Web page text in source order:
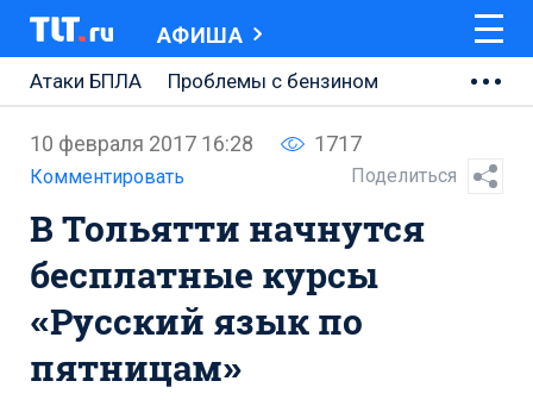
АФИША
Атаки БПЛА
Проблемы с бензином
АВТОВАЗ
Ремонт Центральной площади
Ремонт Обводного шоссе
Набережная Тольятти
Неделя Тольятти
10 февраля 2017 16:28 1717
Комментировать Поделиться
В Тольятти начнутся
бесплатные курсы
«Русский язык по
пятницам»